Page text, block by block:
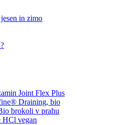
in zimo
Joint Flex Plus
Draining, bio
brokoli v prahu
vegan